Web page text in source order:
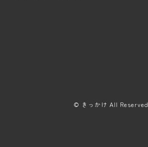
© きっかけ All Reserved.